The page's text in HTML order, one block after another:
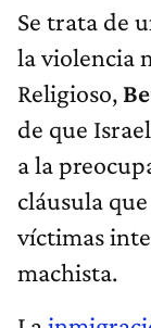
Se trata de
la violencia
Religioso,
de que
a la
cláusula
víctimas
machista.